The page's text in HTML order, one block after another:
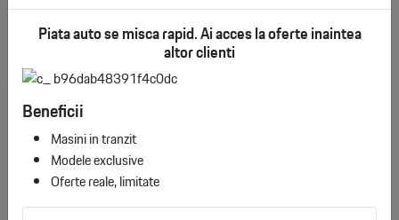
Fără geam spate / fără degivrare lunetă
Bare față și spate negre
Oglinzi electrice și încălzite
Faruri hibrid Halogen/LED + fază lungă automată
Lumini de zi
See More
Would you like more information
Ford Transit Custom?
Complete the form below, and one of our
Piata auto se misca rapid. Ai acces la oferte inaintea
altor clienti
Beneficii
Masini in tranzit
Modele exclusive
Oferte reale, limitate